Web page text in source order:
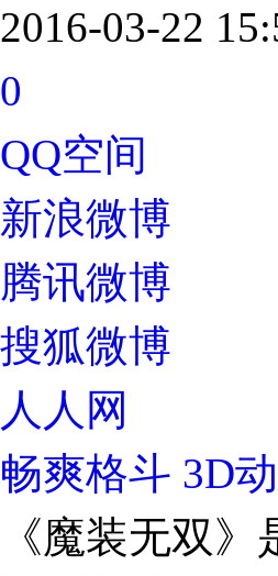
2016-03-22
0
QQ空间
新浪微博
腾讯微博
搜狐微博
人人网
畅爽格斗 3D
《魔装无双